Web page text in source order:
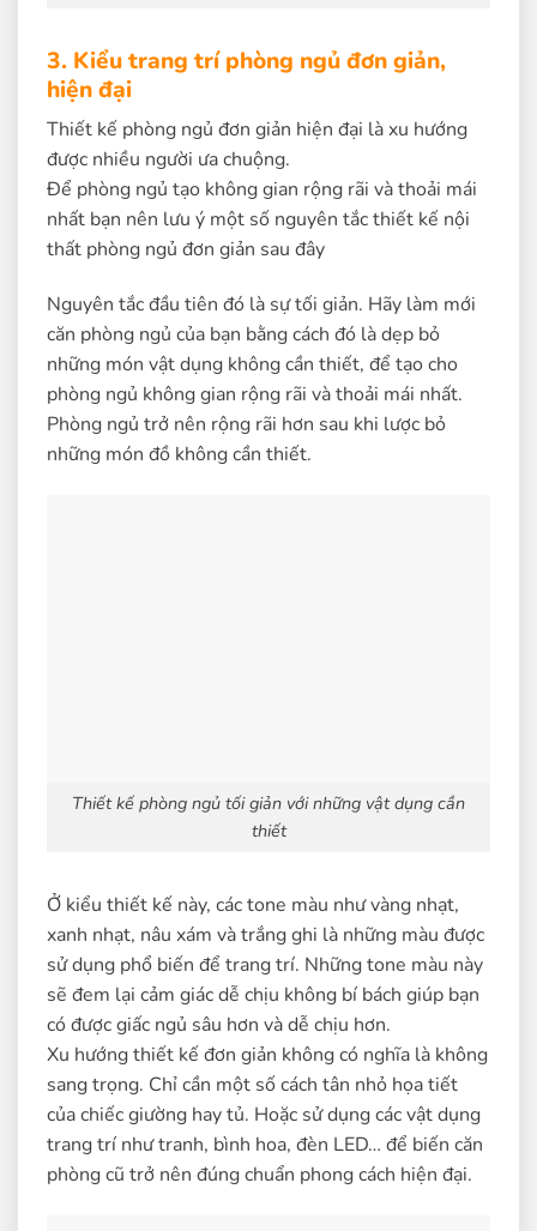
3. Kiểu trang trí phòng ngủ đơn giản,
hiện đại
Thiết kế phòng ngủ đơn giản hiện đại là xu hướng
được nhiều người ưa chuộng.
Để phòng ngủ tạo không gian rộng rãi và thoải mái
nhất bạn nên lưu ý một số nguyên tắc thiết kế nội
thất phòng ngủ đơn giản sau đây
Nguyên tắc đầu tiên đó là sự tối giản. Hãy làm mới
căn phòng ngủ của bạn bằng cách đó là dẹp bỏ
những món vật dụng không cần thiết, để tạo cho
phòng ngủ không gian rộng rãi và thoải mái nhất.
Phòng ngủ trở nên rộng rãi hơn sau khi lược bỏ
những món đồ không cần thiết.
Thiết kế phòng ngủ tối giản với những vật dụng cần
thiết
Ở kiểu thiết kế này, các tone màu như vàng nhạt,
xanh nhạt, nâu xám và trắng ghi là những màu được
sử dụng phổ biến để trang trí. Những tone màu này
sẽ đem lại cảm giác dễ chịu không bí bách giúp bạn
có được giấc ngủ sâu hơn và dễ chịu hơn.
Xu hướng thiết kế đơn giản không có nghĩa là không
sang trọng. Chỉ cần một số cách tân nhỏ họa tiết
của chiếc giường hay tủ. Hoặc sử dụng các vật dụng
trang trí như tranh, bình hoa, đèn LED… để biến căn
phòng cũ trở nên đúng chuẩn phong cách hiện đại.